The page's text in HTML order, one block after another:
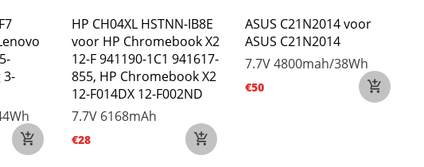
3-
HP CH04XL HSTNN-IB8E
voor HP Chromebook X2
12-F 941190-1C1 941617-
855, HP Chromebook X2
12-F014DX 12-F002ND
7.7V 6168mAh
€28
ASUS C21N2014 voor
ASUS C21N2014
7.7V4800mah/38Wh
€50